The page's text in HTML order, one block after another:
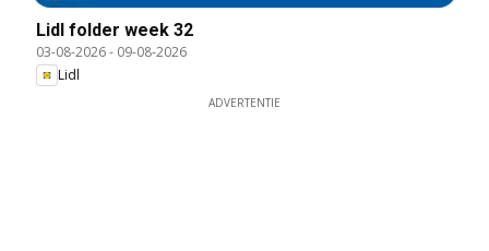
Lidl folder week 32
03-08-2026- 09-08-2026
Lidl
ADVERTENTIE